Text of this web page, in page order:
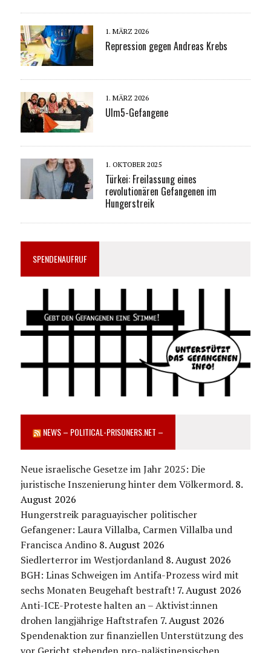
1. MÄRZ 2026
Repression gegen Andreas Krebs
1. MÄRZ 2026
Ulm5-Gefangene
1. OKTOBER 2025
Türkei: Freilassung eines
revolutionären Gefangenen im
Hungerstreik
SPENDENAUFRUF
NEWS – POLITICAL-PRISONERS.NET –
Neue israelische Gesetze im Jahr 2025: Die
juristische Inszenierung hinter dem Völkermord. 8.
August 2026
Hungerstreik paraguayischer politischer
Gefangener: Laura Villalba, Carmen Villalba und
Francisca Andino 8. August 2026
Siedlerterror im Westjordanland 8. August 2026
BGH: Linas Schweigen im Antifa-Prozess wird mit
sechs Monaten Beugehaft bestraft! 7. August 2026
Anti-ICE-Proteste halten an – Aktivist:innen
drohen langjährige Haftstrafen 7. August 2026
Spendenaktion zur finanziellen Unterstützung des
vor Gericht stehenden pro-palästinensischen